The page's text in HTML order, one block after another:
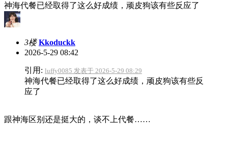
神海代餐已经取得了这么好成绩，顽皮狗该有些反应了
3楼 Kkoduckk
2026-5-29 08:42
引用: luffy0085 发表于 2026-5-29 08:29
神海代餐已经取得了这么好成绩，顽皮狗该有些反
应了
跟神海区别还是挺大的，谈不上代餐……